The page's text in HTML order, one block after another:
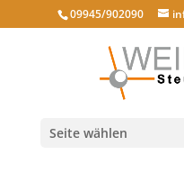
09945/902090
Seite wählen